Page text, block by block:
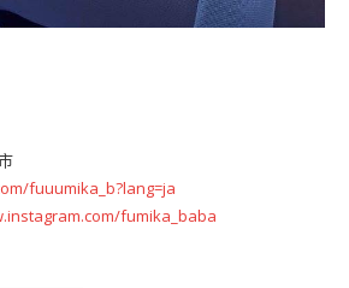
fuuumika_b?lang=ja
fumika_baba